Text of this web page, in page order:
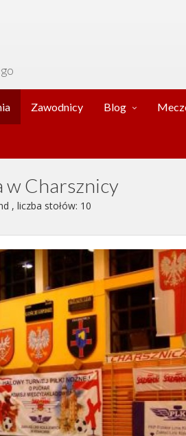
Zawodnicy Blog
w Charsznicy
, liczba stołów: 10